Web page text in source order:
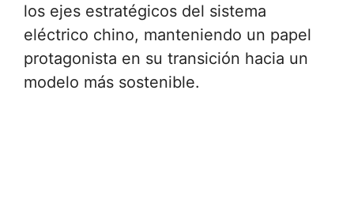
los ejes estratégicos del sistema
eléctrico chino, manteniendo un papel
protagonista en su transición hacia un
modelo más sostenible.